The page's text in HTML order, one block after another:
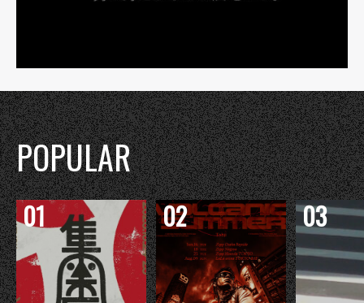
POPULAR